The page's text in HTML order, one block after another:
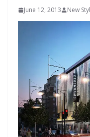
June 12, 2013 New